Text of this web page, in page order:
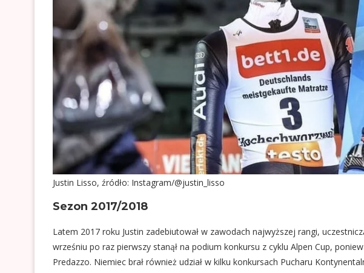
Justin Lisso, źródło: Instagram/@justin_lisso
Sezon 2017/2018
Latem 2017 roku Justin zadebiutował w zawodach najwyższej rangi,
wrześniu po raz pierwszy stanął na podium konkursu z cyklu Alpen Cup,
Predazzo. Niemiec brał również udział w kilku konkursach Pucharu